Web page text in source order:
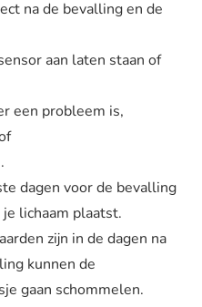
na de bevalling en de
aan laten staan of
een probleem is,
dagen voor de bevalling
lichaam plaatst.
zijn in de dagen na
kunnen de
gaan schommelen.